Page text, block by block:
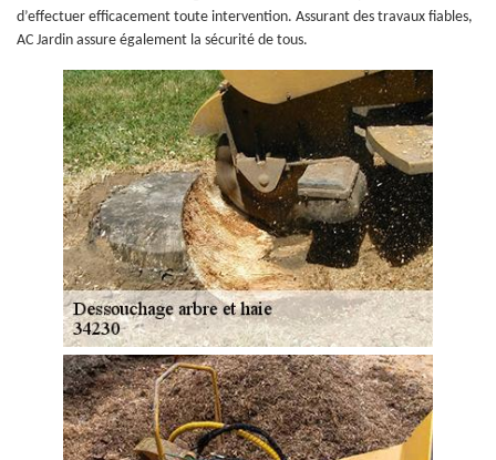
d’effectuer efficacement toute intervention. Assurant des travaux fiables,
AC Jardin assure également la sécurité de tous.